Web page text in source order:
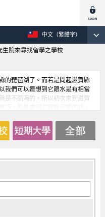
中文（繁體字）
生院來尋找留學之學校
的琵琶湖了。而若是問起滋賀縣
我們可以連想到它跟水是有相當
是不面海的。所以初次來到滋賀
訝。若是來到滋賀縣留學的話，
彿身在戰國時代或安土桃山時代
，只要來到滋賀縣，將會滿足您